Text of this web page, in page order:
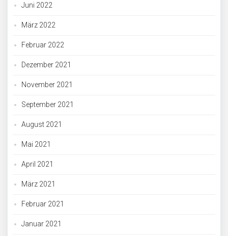
Juni 2022
März 2022
Februar 2022
Dezember 2021
November 2021
September 2021
August 2021
Mai 2021
April 2021
März 2021
Februar 2021
Januar 2021